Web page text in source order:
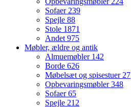
Sofaer239
Spejle 88
Stole 1871
Andet975
Møbler, ældre og antik
Almuemøbler 142
Borde 626
Møbelsæt og spisestuer27
Opbevaringsmøbler348
Sofaer65
Spejle 212